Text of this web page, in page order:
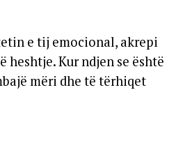
e tij emocional, akrepi
heshtje. Kur ndjen se është
mëri dhe të tërhiqet